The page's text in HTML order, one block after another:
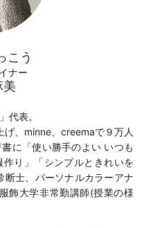
こう
ナー
美
代表。
、minne、creemaで９万人
に「使い勝手のよい いつも
り 」「 シンプルときれいを
断士、パーソナルカラーアナ
飾大学非常勤講師(授業の様